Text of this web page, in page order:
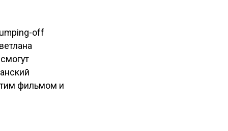
off
фильмом и